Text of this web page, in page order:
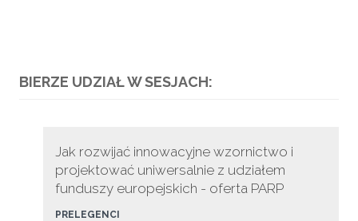
BIERZE UDZIAŁ W SESJACH:
Jak rozwijać innowacyjne wzornictwo i
projektować uniwersalnie z udziałem
funduszy europejskich - oferta PARP
PRELEGENCI